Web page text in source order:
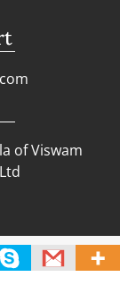
of Viswam